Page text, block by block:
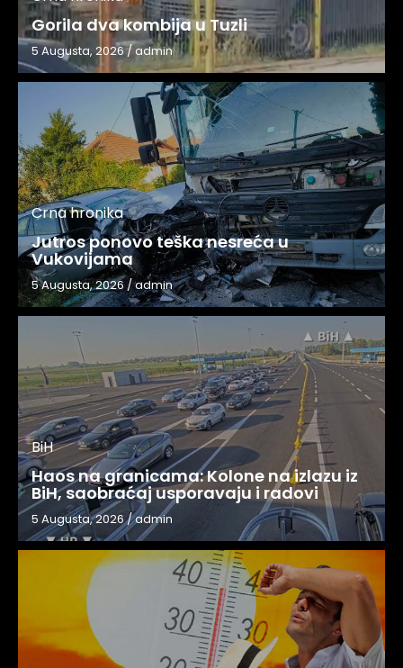
Gorila dva kombija u Tuzli
5 Augusta, 2026/admin
Crna hronika
Jutros ponovo teška nesreća u
Vukovijama
5 Augusta, 2026/admin
BiH
Haos na granicama: Kolone na izlazu iz
BiH, saobraćaj usporavaju i radovi
5 Augusta, 2026/admin